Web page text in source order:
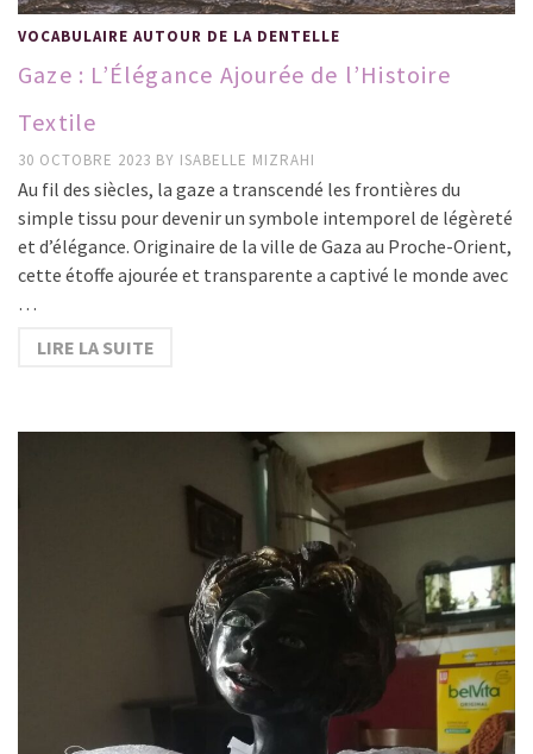
VOCABULAIRE AUTOUR DE LA DENTELLE
Gaze : L’Élégance Ajourée de l’Histoire
Textile
30 OCTOBRE 2023 BY ISABELLE MIZRAHI
Au fil des siècles, la gaze a transcendé les frontières du
simple tissu pour devenir un symbole intemporel de légèreté
et d’élégance. Originaire de la ville de Gaza au Proche-Orient,
cette étoffe ajourée et transparente a captivé le monde avec
…
LIRE LA SUITE